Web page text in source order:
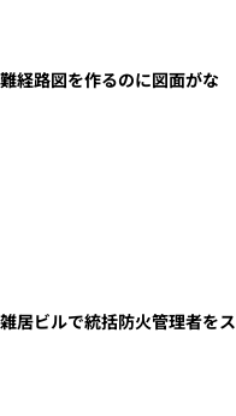
経路図を作るのに図面がな
居ビルで統括防火管理者をス